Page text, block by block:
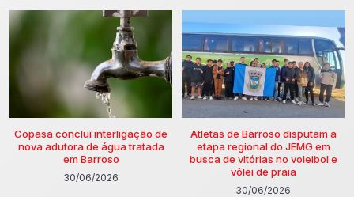
Copasa conclui interligação de
nova adutora de água tratada
em Barroso
30/06/2026
Atletas de Barroso disputam a
etapa regional do JEMG em
busca de vitórias no voleibol e
vôlei de praia
30/06/2026